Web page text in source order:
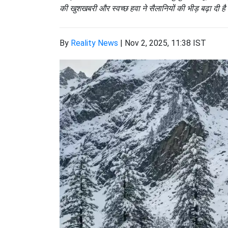
की खुशखबरी और स्वच्छ हवा ने सैलानियों की भीड़ बढ़ा दी
By Reality News | Nov 2, 2025, 11:38 IST